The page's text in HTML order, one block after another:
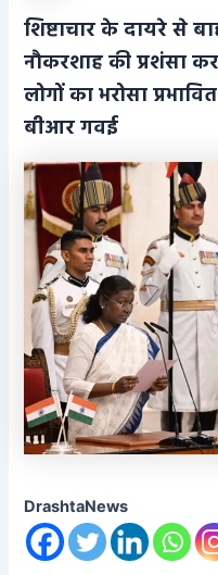
शिष्टाचार के दायरे से
नौकरशाह की प्रशंसा
लोगों का भरोसा
बीआर गवई
DrashtaNews